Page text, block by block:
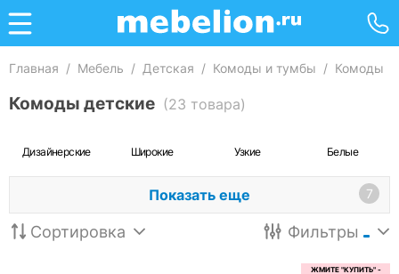
Главная / Мебель / Детская / Комоды и тумбы / Комоды
Комоды детские (23 товара)
Дизайнерские Широкие Узкие Белые
Показать еще 7
Сортировка Фильтры